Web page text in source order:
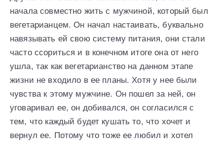
начала совместно жить с мужчиной, который был
вегетарианцем. Он начал настаивать, буквально
навязывать ей свою систему питания, они стали
часто ссориться и в конечном итоге она от него
ушла, так как вегетарианство на данном этапе
жизни не входило в ее планы. Хотя у нее были
чувства к этому мужчине. Он пошел за ней, он
уговаривал ее, он добивался, он согласился с
тем, что каждый будет кушать то, что хочет и
вернул ее. Потому что тоже ее любил и хотел